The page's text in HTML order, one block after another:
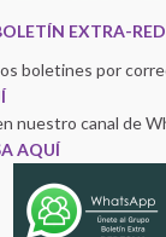
EXTRA-
boletines por
nuestro canal de
AQUÍ